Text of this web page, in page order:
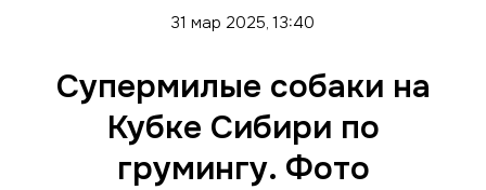
31 мар 2025, 13:40
Супермилые собаки на
Кубке Сибири по
грумингу. Фото